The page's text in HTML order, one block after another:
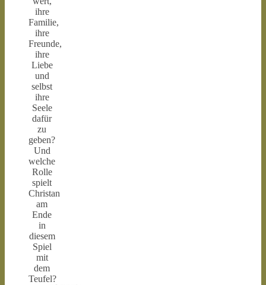
ihre
Familie,
ihre
Freunde,
ihre
Liebe
und
selbst
ihre
Seele
dafür
zu
geben?
Und
welche
Rolle
spielt
Christan
am
Ende
in
diesem
Spiel
mit
dem
Teufel?